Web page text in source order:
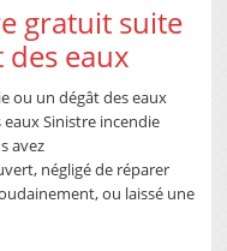
gratuit suite
eaux
ou un dégât des eaux
Sinistre incendie
avez
négligé de réparer
ou laissé une